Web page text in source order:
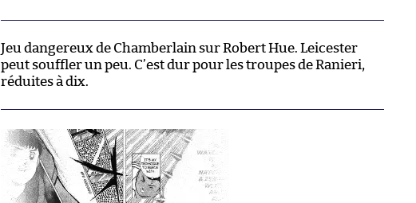
Jeu dangereux de Chamberlain sur Robert Hue. Leicester
peut souffler un peu. C’est dur pour les troupes de Ranieri,
réduites à dix.